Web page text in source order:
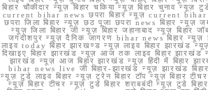
बिहार चौकीदार न्यूज़ बिहार चकिया न्यूज़ बिहार चुनाव न्यूज़
current bihar news छपरा बिहार न्यूज़ current
छपरा जिला बिहार न्यूज़ छठ पूजा छपरा news बिहार न्यूज़
न्यूज़ जिला बिहार जी न्यूज़ बिहार जहानाबाद न्यूज़ बिहार
जगदीशपुर न्यूज़ दैनिक जागरण bihar news बिहार न्यूज़
लाइव today बिहार झारखण्ड न्यूज़ लाइव बिहार झारखंड
दिखाइए बिहार झारखंड न्यूज़ आज तक लाइव बिहार झारखंड
झारखंड न्यूज़ आज बिहार झारखंड न्यूज़ हिंदी में बिहार
bihar news live जी बिहार-झारखंड न्यूज़ झारखंड बिहार
न्यूज़ टुडे लाइव बिहार न्यूज़ ट्रेन बिहार टॉप न्यूज़ बिहार टीचर
न्यूज़ बिहार टीचर न्यूज़ टुडे बिहार शराबबंदी न्यूज़ टुडे